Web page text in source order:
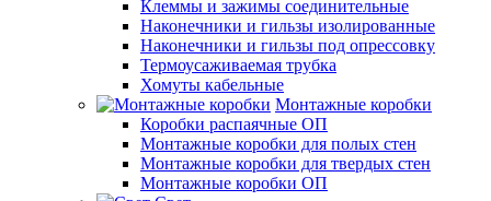
Клеммы и зажимы соединительные
Наконечники и гильзы изолированные
Наконечники и гильзы под опрессовку
Термоусаживаемая трубка
Хомуты кабельные
Монтажные коробки
Коробки распаячные ОП
Монтажные коробки для полых стен
Монтажные коробки для твердых стен
Монтажные коробки ОП